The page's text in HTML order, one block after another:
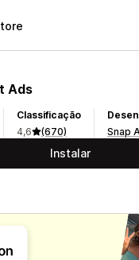
Ads
Classificação
4,6
(670)
Snap
Instalar